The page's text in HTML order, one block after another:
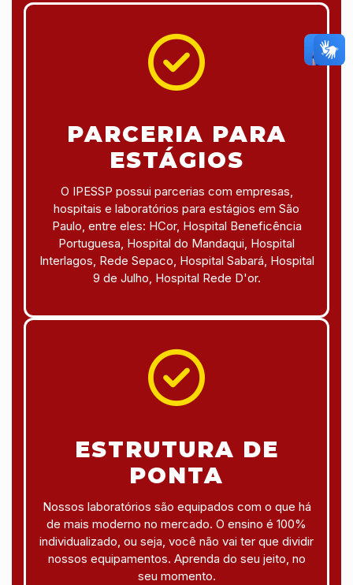
PARCERIA PARA
ESTÁGIOS
O IPESSP possui parcerias com empresas,
hospitais e laboratórios para estágios em São
Paulo, entre eles: HCor, Hospital Beneficência
Portuguesa, Hospital do Mandaqui, Hospital
Interlagos, Rede Sepaco, Hospital Sabará, Hospital
9 de Julho, Hospital Rede D'or.
ESTRUTURA DE
PONTA
Nossos laboratórios são equipados com o que há
de mais moderno no mercado. O ensino é 100%
individualizado, ou seja, você não vai ter que dividir
nossos equipamentos. Aprenda do seu jeito, no
seu momento.